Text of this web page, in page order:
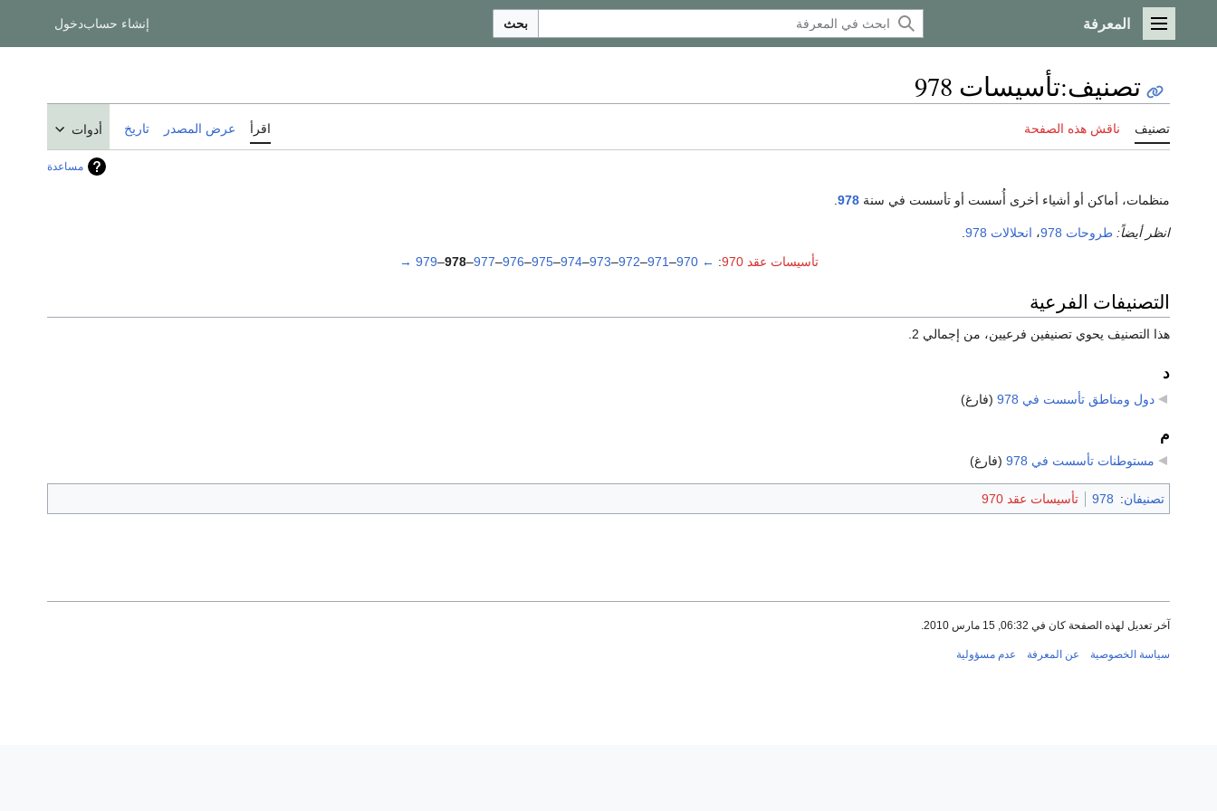
القائمة الرئيسية
المعرفة بحث إنشاء حسابدخول
تصنيف:تأسيسات 978
تصنيف ناقش هذه الصفحة اقرأ عرض المصدر تاريخ أدوات
مساعدة
منظمات، أماكن أو أشياء أخرى أُسست أو تأسست في سنة 978
انظر أيضاً: طروحات 978 ، انحلالات 978
تأسيسات عقد 970
:
←
970
–
971
–
972
–
973
–
974
–
975
–
976
–
977
–
978
–
979
→
التصنيفات الفرعية
هذا التصنيف يحوي تصنيفين فرعيين، من إجمالي 2.
د
دول ومناطق تأسست في 978 (فارغ)
م
مستوطنات تأسست في 978 (فارغ)
تصنيفان:
978 تأسيسات عقد 970
آخر تعديل لهذه الصفحة كان في 06:32, 15 مارس 2010.
سياسة الخصوصية عن المعرفة عدم مسؤولية